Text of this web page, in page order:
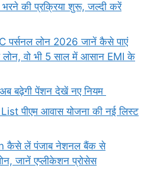
की प्रक्रिया शुरू, जल्दी करें
पर्सनल लोन 2026 जानें कैसे पाएं
वो भी 5 साल में आसान EMI के
बढ़ेगी पेंशन देखें नए नियम
पीएम आवास योजना की नई लिस्ट
कैसे लें पंजाब नेशनल बैंक से
जानें एप्लीकेशन प्रोसेस